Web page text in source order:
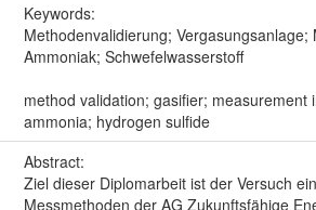
Keywords:
Methodenvalidierung; Vergasungsanlage;
Ammoniak; Schwefelwasserstoff
method validation; gasifier; measurement
ammonia; hydrogen sulfide
Abstract:
Ziel dieser Diplomarbeit ist der Versuch
Messmethoden der AG Zukunftsfähige